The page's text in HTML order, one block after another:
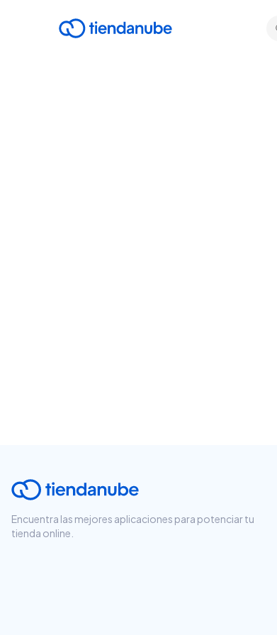
Encuentra las mejores aplicaciones para potenciar tu
tienda online.